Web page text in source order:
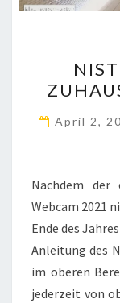
April 2,
Nachdem der
Webcam 2021
Ende des
Anleitung des
im oberen
jederzeit von